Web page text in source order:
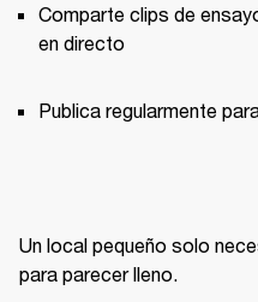
Comparte clips de
en directo
Publica regularmente
Un local pequeño solo
para parecer lleno.